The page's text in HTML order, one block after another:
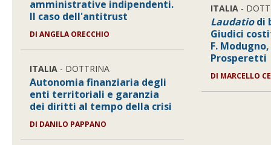
amministrative indipendenti.
Il caso dell'antitrust
DIANGELA ORECCHIO
ITALIA - DOTTRINA
Autonomia finanziaria degli
enti territoriali e garanzia
dei diritti al tempo della crisi
DI DANILO PAPPANO
ITALIA -
Laudatiodi
Giudici
F.
Prosperetti
DI MARCELLO